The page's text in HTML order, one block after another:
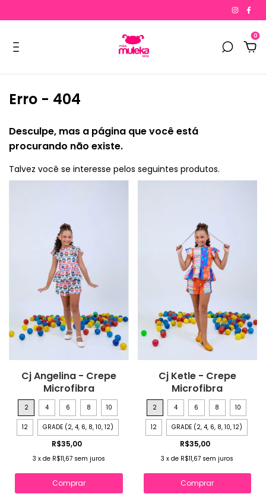
0
Erro - 404
Desculpe, mas a página que você está
procurando não existe.
Talvez você se interesse pelos seguintes produtos.
Cj Angelina - Crepe
Microfibra
2 4 6 8 10
12 GRADE (2, 4, 6, 8, 10, 12)
R$35,00
3 x de R$11,67 sem juros
Comprar
Cj Ketle - Crepe
Microfibra
2 4 6 8 10
12 GRADE (2, 4, 6, 8, 10, 12)
R$35,00
3 xde R$11,67 sem juros
Comprar